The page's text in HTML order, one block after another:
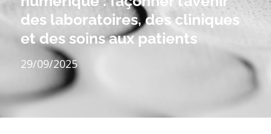
des laboratoires, des cliniques
et des soins aux patients
29/09/2025